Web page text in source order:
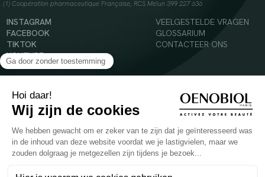
(1) Coopération pharmaceutique Française, RCS Melun 399 227 636
INSTAGRAM
FACEBOOK
TIKTOK
YOUTUBE
VEELGESTELDE VRAGEN
GLOSSARIUM
CONTACTEER ONS
© 2024 Oenobiol Paris
evenwichtige voeding en een gezonde levensstijl. Aanbevolen dagelijkse dosis niet
overschrijden. Enkel voor volwassenen, buiten het bereik van kinderen houden.